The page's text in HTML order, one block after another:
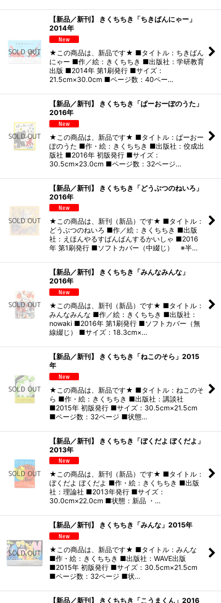
【新品／新刊】 きくちちき「ちきばんにゃー」
2014年
★この商品は、新品です★ ■タイトル：ちきばん
にゃー ■作／絵：きくちちき ■出版社：学研教育
出版 ■2014年 第1刷発行 ■サイズ：
21.5cm×30.0cm ■ページ数：40ペー…
【新品／新刊】 きくちちき「ぱーおーぽのうた」
2016年
★この商品は、新品です★ ■タイトル：ぱーおー
ぽのうた ■作・絵：きくちちき ■出版社：佼成出
版社 ■2016年 初版発行 ■サイズ：
30.5cm×23.0cm ■ページ数：32ページ…
【新品／新刊】 きくちちき「どうぶつのねいろ」
2016年
★この商品は、新刊（新品）です★ ■タイトル：
どうぶつのねいろ ■作／絵：きくちちき ■出版
社：えほんやるすばんばんするかいしゃ ■2016
年 第1刷発行 ■ソフトカバー（中綴じ） ※半…
【新品／新刊】 きくちちき「みんなみんな」
2016年
★この商品は、新刊（新品）です★ ■タイトル：
みんなみんな ■作／絵：きくちちき ■出版社：
nowaki ■2016年 第1刷発行 ■ソフトカバー（無
線綴じ） ■サイズ：18.3cm×…
【新品／新刊】 きくちちき「ねこのそら」2015
年
★この商品は、新品です★ ■タイトル：ねこのそ
ら ■作・絵：きくちちき ■出版社：講談社
■2015年 初版発行 ■サイズ：30.5cm×21.5cm
■ページ数：32ページ ■状態…
【新品／新刊】 きくちちき「ぼくだよ ぼくだよ」
2013年
★この商品は、新刊（新品）です★ ■タイトル：
ぼくだよ ぼくだよ ■作・絵：きくちちき ■出版
社：理論社 ■2013年発行 ■サイズ：
30.0cm×22.0cm ■状態：新品 ・…
【新品／新刊】 きくちちき「みんな」2015年
★この商品は、新品です★ ■タイトル：みんな
■作・絵：きくちちき ■出版社：WAVE出版
■2015年 初版発行 ■サイズ：30.5cm×21.5cm
■ページ数：32ページ ■状…
【新品／新刊】 きくちちき「こうまくん」2016